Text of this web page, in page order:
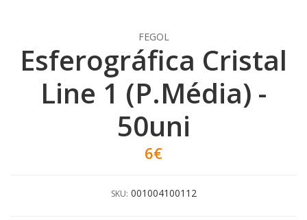
FEGOL
Esferográfica Cristal
Line 1 (P.Média) -
50uni
6€
SKU: 001004100112